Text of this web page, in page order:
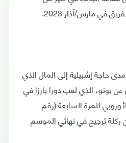
في مارس/آذار 2023.
حاجة إشبيلية إلى المال الذي
بونو، الذي لعب دورا بارزا في
للمرة السابعة (رقم
ركلة ترجيح في نهائي الموسم